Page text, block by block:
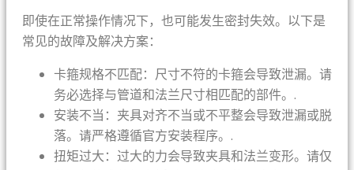
即使在正常操作情况下，也可能发生密封失效。以下是
常见的故障及解决方案：
卡箍规格不匹配：尺寸不符的卡箍会导致泄漏。请
务必选择与管道和法兰尺寸相匹配的部件。.
安装不当：夹具对齐不当或不平整会导致泄漏或脱
落。请严格遵循官方安装程序。.
扭矩过大：过大的力会导致夹具和法兰变形。请仅